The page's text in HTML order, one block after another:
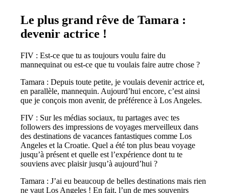
Le plus grand rêve de Tamara :
devenir actrice !
FIV : Est-ce que tu as toujours voulu faire du
mannequinat ou est-ce que tu voulais faire autre chose ?
Tamara : Depuis toute petite, je voulais devenir actrice et,
en parallèle, mannequin. Aujourd’hui encore, c’est ainsi
que je conçois mon avenir, de préférence à Los Angeles.
FIV : Sur les médias sociaux, tu partages avec tes
followers des impressions de voyages merveilleux dans
des destinations de vacances fantastiques comme Los
Angeles et la Croatie. Quel a été ton plus beau voyage
jusqu’à présent et quelle est l’expérience dont tu te
souviens avec plaisir jusqu’à aujourd’hui ?
Tamara : J’ai eu beaucoup de belles destinations mais rien
ne vaut Los Angeles ! En fait, l’un de mes souvenirs